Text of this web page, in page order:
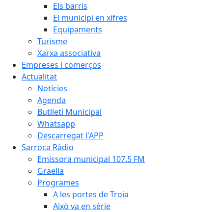
Els barris
El municipi en xifres
Equipaments
Turisme
Xarxa associativa
Empreses i comerços
Actualitat
Notícies
Agenda
Butlletí Municipal
Whatsapp
Descarregat l'APP
Sarroca Ràdio
Emissora municipal 107.5 FM
Graella
Programes
A les portes de Troia
Això va en sèrie